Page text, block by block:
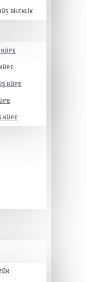
BILEKLIK
KÜPE
KÜPE